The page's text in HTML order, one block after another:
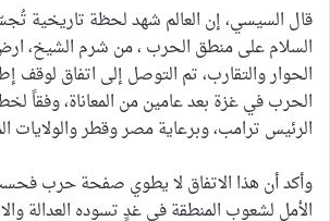
قال السيسي، إن العالم شهد لحظة تاريخية
السلام على منطق الحرب ، من شرم الشيخ،
الحوار والتقارب، تم التوصل إلى اتفاق لوقف
الحرب في غزة بعد عامين من المعاناة، وفقاً
الرئيس ترامب، وبرعاية مصر وقطر والولايات
وأكد أن هذا الاتفاق لا يطوي صفحة حرب
الأمل لشعوب المنطقة في غدٍ تسوده العدالة